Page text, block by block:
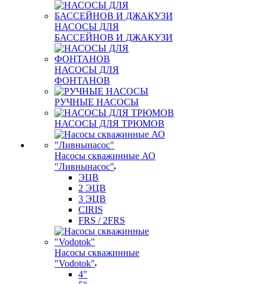
НАСОСЫ ДЛЯ
БАССЕЙНОВ И ДЖАКУЗИ
НАСОСЫ ДЛЯ
ФОНТАНОВ
РУЧНЫЕ НАСОСЫ
НАСОСЫ ДЛЯ ТРЮМОВ
Насосы скважинные АО
"Ливнынасос"
ЭЦВ
2 ЭЦВ
3 ЭЦВ
CIRIS
FRS / 2FRS
Насосы скважинные
"Vodotok"
4"